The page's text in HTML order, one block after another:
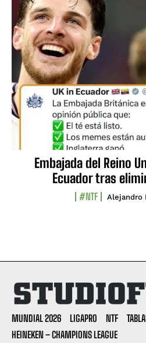
Embajada del Reino
Ecuador tras
#NTF Alejandro
MUNDIAL 2026 LIGAPRO NTF
HEINEKEN – CHAMPIONS LEAGUE